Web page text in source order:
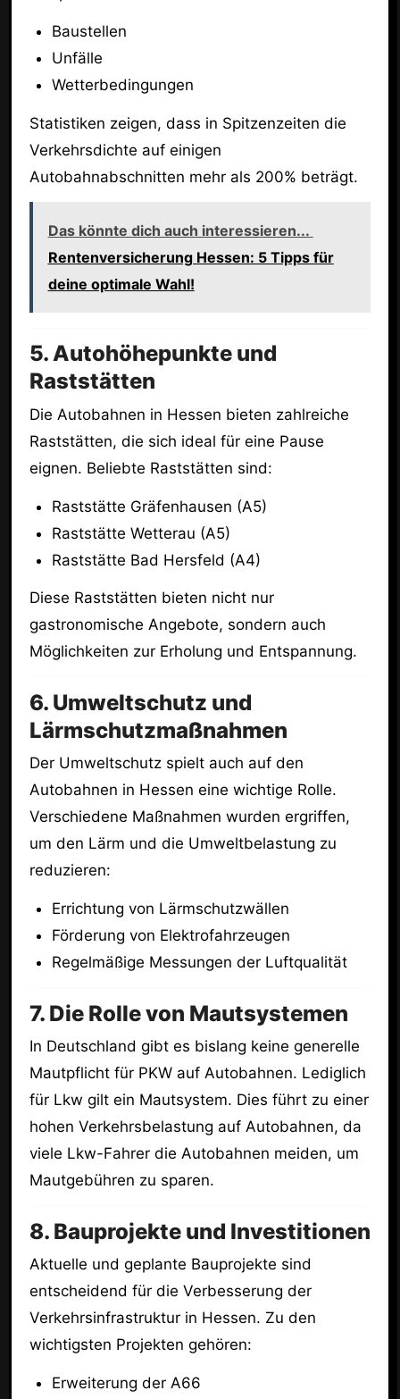
Baustellen
Unfälle
Wetterbedingungen
Statistiken zeigen, dass in Spitzenzeiten die
Verkehrsdichte auf einigen
Autobahnabschnitten mehr als 200% beträgt.
Das könnte dich auch interessieren...
Rentenversicherung Hessen: 5 Tipps für
deine optimale Wahl!
5. Autohöhepunkte und
Raststätten
Die Autobahnen in Hessen bieten zahlreiche
Raststätten, die sich ideal für eine Pause
eignen. Beliebte Raststätten sind:
Raststätte Gräfenhausen (A5)
Raststätte Wetterau (A5)
Raststätte Bad Hersfeld (A4)
Diese Raststätten bieten nicht nur
gastronomische Angebote, sondern auch
Möglichkeiten zur Erholung und Entspannung.
6. Umweltschutz und
Lärmschutzmaßnahmen
Der Umweltschutz spielt auch auf den
Autobahnen in Hessen eine wichtige Rolle.
Verschiedene Maßnahmen wurden ergriffen,
um den Lärm und die Umweltbelastung zu
reduzieren:
Errichtung von Lärmschutzwällen
Förderung von Elektrofahrzeugen
Regelmäßige Messungen der Luftqualität
7. Die Rolle von Mautsystemen
In Deutschland gibt es bislang keine generelle
Mautpflicht für PKW auf Autobahnen. Lediglich
für Lkw gilt ein Mautsystem. Dies führt zu einer
hohen Verkehrsbelastung auf Autobahnen, da
viele Lkw-Fahrer die Autobahnen meiden, um
Mautgebühren zu sparen.
8. Bauprojekte und Investitionen
Aktuelle und geplante Bauprojekte sind
entscheidend für die Verbesserung der
Verkehrsinfrastruktur in Hessen. Zu den
wichtigsten Projekten gehören:
Erweiterung der A66